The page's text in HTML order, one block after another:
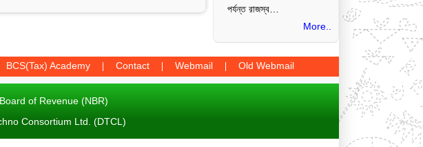
পর্যন্ত রাজস্ব…
More..
BCS(Tax) Academy Contact Webmail Old Webmail
of Revenue (NBR)
Consortium Ltd. (DTCL)